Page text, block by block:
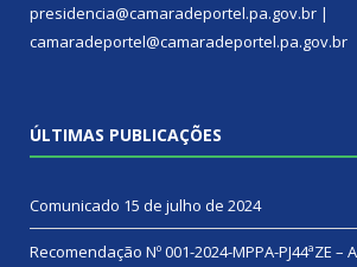
presidencia@camaradeportel.pa.gov.br |
camaradeportel@camaradeportel.pa.gov.br
ÚLTIMAS PUBLICAÇÕES
Comunicado 15 de julho de 2024
Recomendação Nº 001-2024-MPPA-PJ44ªZE –